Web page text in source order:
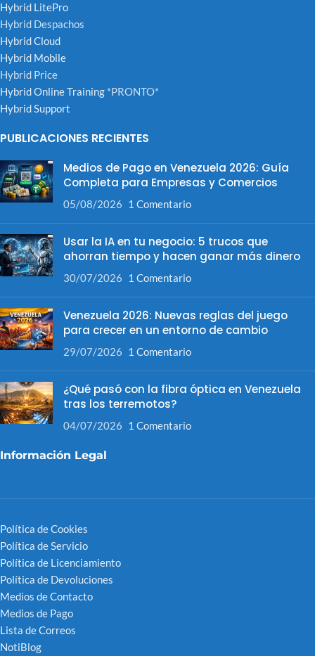
Hybrid LitePro
Hybrid Despachos
Hybrid Cloud
Hybrid Mobile
Hybrid Price
Hybrid Online Training *PRONTO*
Hybrid Support
PUBLICACIONES RECIENTES
Medios de Pago en Venezuela 2026: Guía
Completa para Empresas y Comercios
05/08/2026 1 Comentario
Usar la IA en tu negocio: 5 trucos que
ahorran tiempo y hacen ganar más dinero
30/07/2026 1 Comentario
Venezuela 2026: Nuevas reglas del juego
para crecer en un entorno de cambio
29/07/2026 1 Comentario
¿Qué pasó con la fibra óptica en Venezuela
tras los terremotos?
04/07/2026 1 Comentario
Información Legal
Política de Cookies
Política de Servicio
Política de Licenciamiento
Política de Devoluciones
Medios de Contacto
Medios de Pago
Lista de Correos
NotiBlog